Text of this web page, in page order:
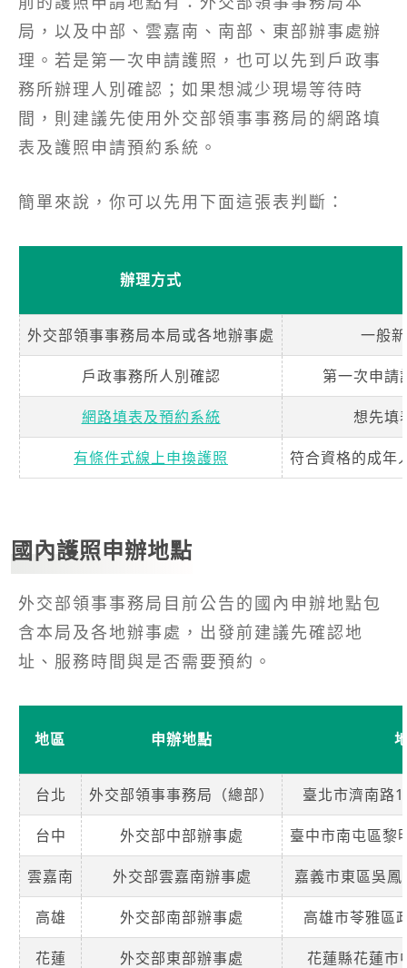
局，以及中部、雲嘉南、南部、東部辦事處辦
理。若是第一次申請護照，也可以先到戶政事
務所辦理人別確認；如果想減少現場等待時
間，則建議先使用外交部領事事務局的網路填
表及護照申請預約系統。
簡單來說，你可以先用下面這張表判斷：
辦理方式
外交部領事事務局本局或各地辦事處 一般
戶政事務所人別確認 第一次申請
網路填表及預約系統 想先填
有條件式線上申換護照 符合資格的成年
國內護照申辦地點
外交部領事事務局目前公告的國內申辦地點包
含本局及各地辦事處，出發前建議先確認地
址、服務時間與是否需要預約。
地區 申辦地點
台北 外交部領事事務局（總部） 臺北市濟南路
台中 外交部中部辦事處 臺中市南屯區
雲嘉南 外交部雲嘉南辦事處 嘉義市東區吳
高雄 外交部南部辦事處 高雄市苓雅區
花蓮 外交部東部辦事處 花蓮縣花蓮市